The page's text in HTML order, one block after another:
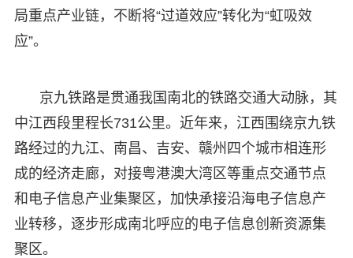
局重点产业链，不断将“过道效应”转化为“虹吸效
应”。
京九铁路是贯通我国南北的铁路交通大动脉，其
中江西段里程长731公里。近年来，江西围绕京九铁
路经过的九江、南昌、吉安、赣州四个城市相连形
成的经济走廊，对接粤港澳大湾区等重点交通节点
和电子信息产业集聚区，加快承接沿海电子信息产
业转移，逐步形成南北呼应的电子信息创新资源集
聚区。